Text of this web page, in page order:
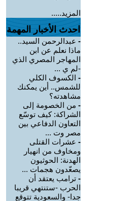
المزيد.....
احدث الأخبار المهمة
- عبدالرحمن السيد..
ماذا نعلم عن ابن
المهاجر المصري الذي
-لم ي ...
- الكسوف الكلي
للشمس.. أين يمكنك
مشاهدته؟
- من الخصومة إلى
الشراكة: كيف توسّع
التعاون الدفاعي بين
مصر وت ...
- عشرات القتلى
ومخاوف من انهيار
الهدنة: الحوثيون
يصعّدون هجمات ...
- ترامب يعتقد أن
الحرب -ستنتهي قريبا
جدا- والسعودية تتوقع